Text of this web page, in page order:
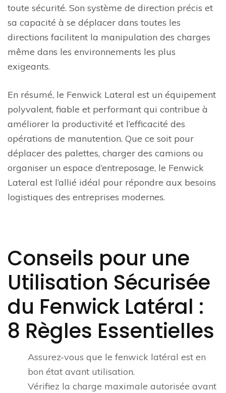
toute sécurité. Son système de direction précis et
sa capacité à se déplacer dans toutes les
directions facilitent la manipulation des charges
même dans les environnements les plus
exigeants.
En résumé, le Fenwick Lateral est un équipement
polyvalent, fiable et performant qui contribue à
améliorer la productivité et l’efficacité des
opérations de manutention. Que ce soit pour
déplacer des palettes, charger des camions ou
organiser un espace d’entreposage, le Fenwick
Lateral est l’allié idéal pour répondre aux besoins
logistiques des entreprises modernes.
Conseils pour une
Utilisation Sécurisée
du Fenwick Latéral :
8 Règles Essentielles
Assurez-vous que le fenwick latéral est en
bon état avant utilisation.
Vérifiez la charge maximale autorisée avant